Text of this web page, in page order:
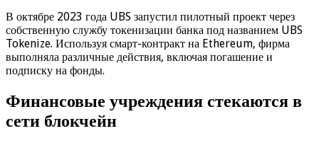
В октябре 2023 года UBS запустил пилотный проект через
собственную службу токенизации банка под названием UBS
Tokenize. Используя смарт-контракт на Ethereum, фирма
выполняла различные действия, включая погашение и
подписку на фонды.
Финансовые учреждения стекаются в
сети блокчейн